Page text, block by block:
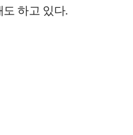
하고 있다.